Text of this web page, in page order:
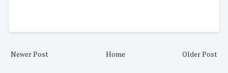
Newer Post Older Post
Home